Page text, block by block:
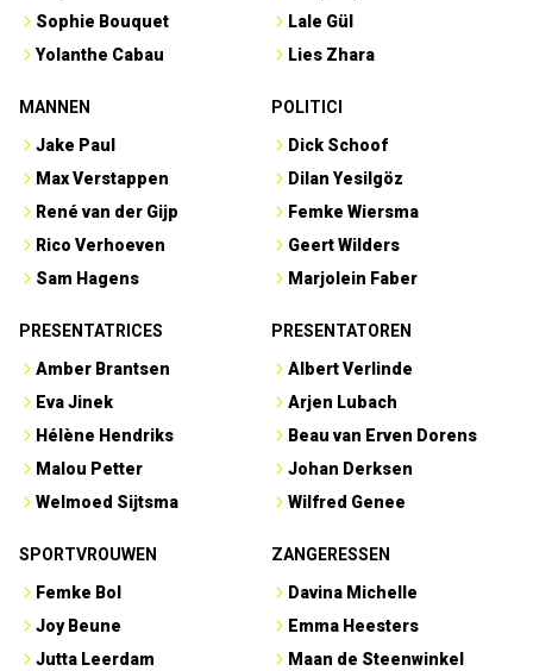
Sophie Bouquet
Yolanthe Cabau
Lale Gül
Lies Zhara
MANNEN
Jake Paul
Max Verstappen
René van der Gijp
Rico Verhoeven
Sam Hagens
POLITICI
Dick Schoof
Dilan Yesilgöz
Femke Wiersma
Geert Wilders
Marjolein Faber
PRESENTATRICES
Amber Brantsen
Eva Jinek
Hélène Hendriks
Malou Petter
Welmoed Sijtsma
PRESENTATOREN
Albert Verlinde
Arjen Lubach
Beau van Erven Dorens
Johan Derksen
Wilfred Genee
SPORTVROUWEN
Femke Bol
Joy Beune
Jutta Leerdam
ZANGERESSEN
Davina Michelle
Emma Heesters
Maan de Steenwinkel